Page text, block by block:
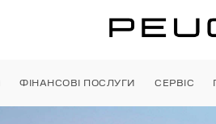
ФІНАНСОВІ ПОСЛУГИ СЕРВІС